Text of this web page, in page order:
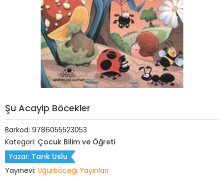
Şu Acayip Böcekler
Barkod: 9786055523053
Kategori: Çocuk Bilim ve Öğreti
Yazar: Tarık Uslu
Yayınevi: Uğurböceği Yayınları